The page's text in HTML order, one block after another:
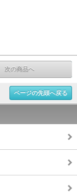
次の商品へ
ページの先頭へ戻る